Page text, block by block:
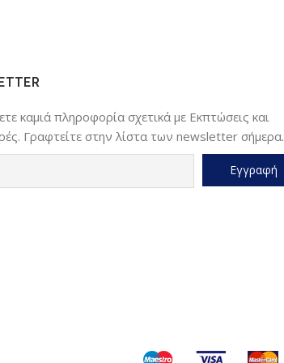
καμιά πληροφορία σχετικά με Εκπτώσεις και
Γραφτείτε στην λίστα των newsletter σήμερα.